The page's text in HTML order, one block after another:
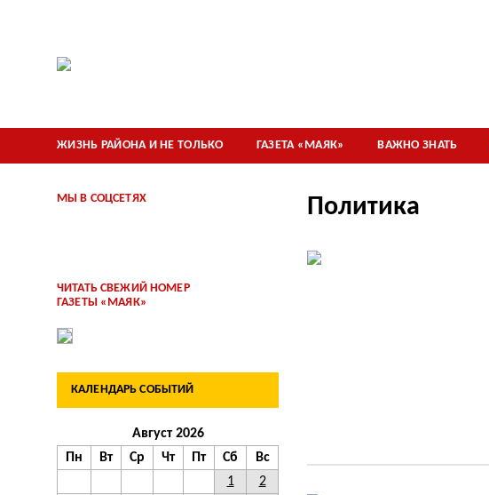
ЖИЗНЬ РАЙОНА И НЕ ТОЛЬКО ГАЗЕТА «МАЯК» ВАЖНО ЗНАТЬ
Политика
МЫ В СОЦСЕТЯХ
ЧИТАТЬ СВЕЖИЙ НОМЕР
ГАЗЕТЫ «МАЯК»
КАЛЕНДАРЬ СОБЫТИЙ
Август 2026
Пн
Вт Ср Чт Пт Сб
Вс
1
2